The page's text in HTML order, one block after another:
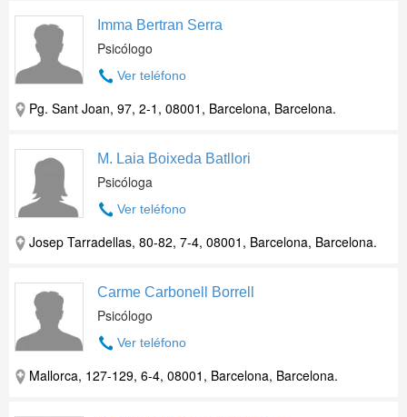
Imma Bertran Serra
Psicólogo
Ver teléfono
Pg. Sant Joan, 97, 2-1, 08001, Barcelona, Barcelona.
M. Laia Boixeda Batllori
Psicóloga
Ver teléfono
Josep Tarradellas, 80-82, 7-4, 08001, Barcelona, Barcelona.
Carme Carbonell Borrell
Psicólogo
Ver teléfono
Mallorca, 127-129, 6-4, 08001, Barcelona, Barcelona.